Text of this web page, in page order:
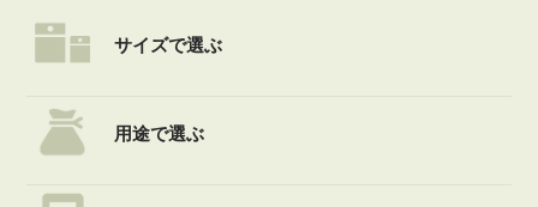
サイズで選ぶ
用途で選ぶ